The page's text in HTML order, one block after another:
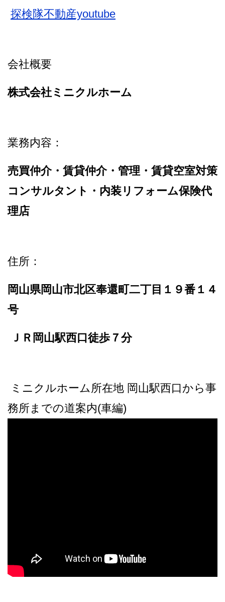
探検隊不動産youtube
会社概要
株式会社ミニクルホーム
業務内容：
売買仲介・賃貸仲介・管理・賃貸空室対策
コンサルタント・内装リフォーム保険代
理店
住所：
岡山県岡山市北区奉還町二丁目１９番１４
号
ＪＲ岡山駅西口徒歩７分
ミニクルホーム所在地 岡山駅西口から事
務所までの道案内(車編)